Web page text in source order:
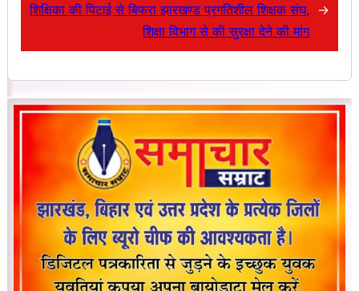
शिक्षिका की पिटाई से बिफरा झारखण्ड प्रगतिशील शिक्षक संघ,
शिक्षा विभाग से की सुरक्षा देने की मांग
→